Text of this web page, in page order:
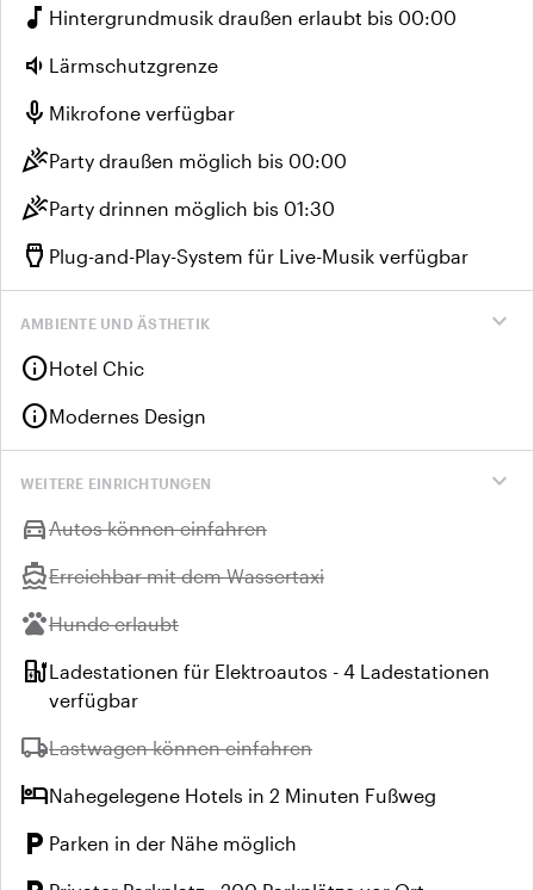
music_note Hintergrundmusik draußen erlaubt bis 00:00
volume_down Lärmschutzgrenze
mic Mikrofone verfügbar
celebrationParty draußen möglich bis 00:00
celebrationParty drinnen möglich bis 01:30
settings_input_hdmi Plug-and-Play-System für Live-Musik verfügbar
expand_more
AMBIENTE UND ÄSTHETIK
infoHotel Chic
infoModernes Design
expand_more
WEITERE EINRICHTUNGEN
directions_carNicht verfügbar:
Autos können einfahren
directions_boatNicht verfügbar:
Erreichbar mit dem Wassertaxi
petsNicht verfügbar:
Hunde erlaubt
ev_stationLadestationen für Elektroautos - 4 Ladestationen
verfügbar
local_shippingNicht verfügbar:
Lastwagen können einfahren
hotelNahegelegene Hotels in 2 Minuten Fußweg
local_parking Parken in der Nähe möglich